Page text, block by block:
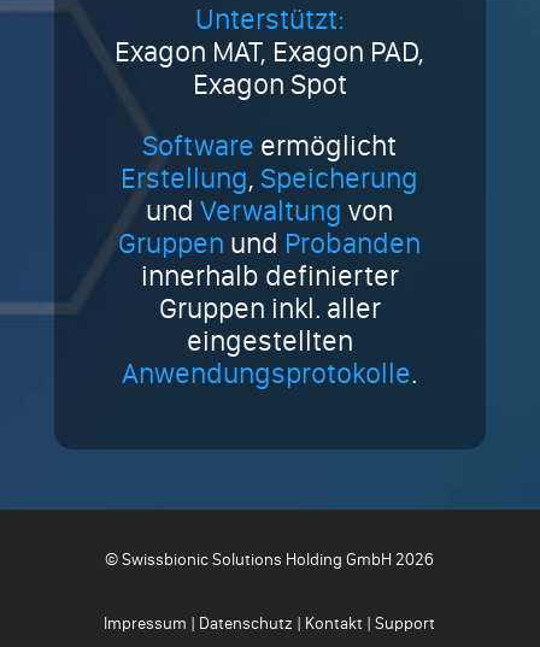
Unterstützt:
Exagon MAT, Exagon PAD,
Exagon Spot
Software ermöglicht
Erstellung, Speicherung
undVerwaltung von
Gruppen und Probanden
innerhalb definierter
Gruppen inkl. aller
eingestellten
Anwendungsprotokolle.
© Swissbionic Solutions Holding GmbH 2026
Impressum | Datenschutz | Kontakt |Support